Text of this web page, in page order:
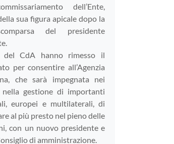
dell’Ente,
sua figura apicale dopo la
del presidente
CdA hanno rimesso il
per consentire all’Agenzia
che sarà impegnata nei
nella gestione di importanti
europei e multilaterali, di
al più presto nel pieno delle
con un nuovo presidente e
di amministrazione.